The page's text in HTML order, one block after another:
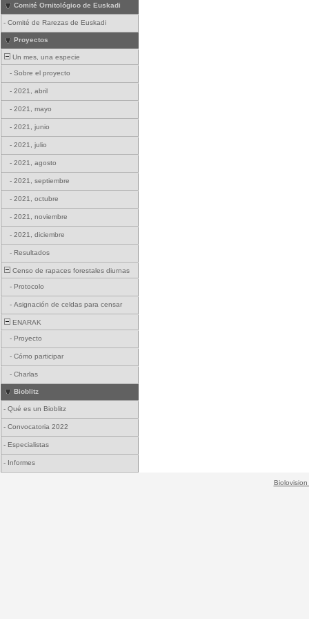
Comité Ornitológico de Euskadi
- Comité de Rarezas de Euskadi
Proyectos
Un mes, una especie
- Sobre el proyecto
- 2021, abril
- 2021, mayo
- 2021, junio
- 2021, julio
- 2021, agosto
- 2021, septiembre
- 2021, octubre
- 2021, noviembre
- 2021, diciembre
- Resultados
Censo de rapaces forestales diurnas
- Protocolo
- Asignación de celdas para censar
ENARAK
- Proyecto
- Cómo participar
- Charlas
Bioblitz
- Qué es un Bioblitz
- Convocatoria 2022
- Especialistas
- Informes
Biolovision